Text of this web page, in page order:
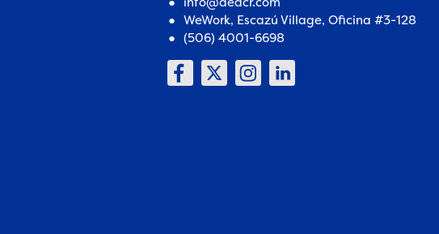
WeWork, Escazú Village, Oficina #3-128
(506) 4001-6698